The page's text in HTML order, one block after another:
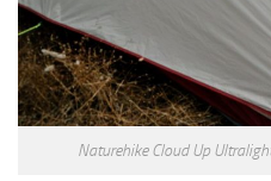
Naturehike Cloud Up